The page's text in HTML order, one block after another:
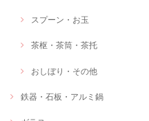
スプーン・お玉
茶枢・茶筒・茶托
おしぼり・その他
鉄器・石板・アルミ鍋